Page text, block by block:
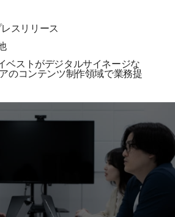
レスリリース
ベストがデジタルサイネージな
のコンテンツ制作領域で業務提